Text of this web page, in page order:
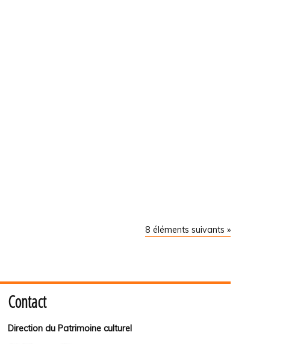
8 éléments suivants »
Contact
Direction du Patrimoine culturel